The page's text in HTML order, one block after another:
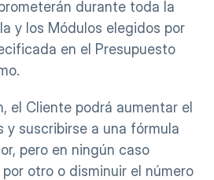
durante toda la
y los Módulos elegidos por
en el Presupuesto
el Cliente podrá aumentar el
y suscribirse a una fórmula
pero en ningún caso
otro o disminuir el número